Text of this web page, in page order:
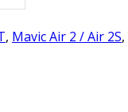
, Mavic Air 2 / Air 2S,